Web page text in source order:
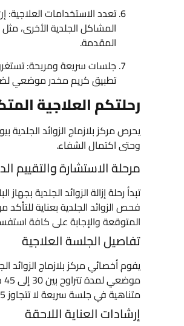
تعدد الاستخدامات
المشاكل الجلدية الأخرى،
المقدمة.
تطبيق كريم مخدر موضعي
رحلتكم العلاجية
يحرص مركز بلازماج الزوائد الجلدية
وحتى اكتمال الشفاء.
مرحلة الاستشارة والتقييم
تبدأ رحلة إزالة الزوائد الجلدية
فحص الزوائد الجلدية بعناية
المتوقعة والإجابة على كافة
تفاصيل الجلسة العلاجية
يفوم أخصائي مركز بلازماج
متناهية في جلسة سريعة لا تتجاوز 25 دقيقة. وأخيراً، يتم وضع هلام مبرد أو مرهم مهدئ لتقليل أي احمرار مؤقت.
إرشادات العناية اللاحقة